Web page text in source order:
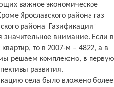
важное экономическое
Ярославского района газ
района. Газификации
значительное внимание. Если в
то в 2007-м – 4822, а в
решаем комплексно, в первую
развития.
села было вложено более